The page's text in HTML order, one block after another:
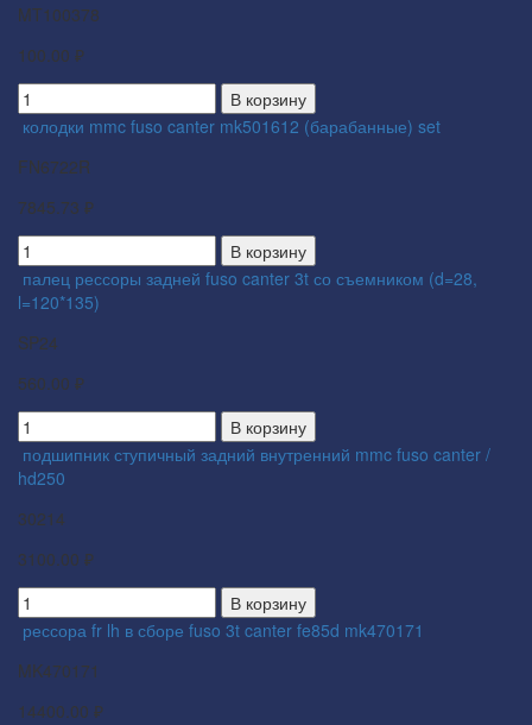
MT100378
100.00 ₽
В корзину
колодки mmc fuso canter mk501612 (барабанные) set
FN6722R
7845.73 ₽
В корзину
палец рессоры задней fuso canter 3t со съемником (d=28,
l=120*135)
SP24
560.00 ₽
В корзину
подшипник ступичный задний внутренний mmc fuso canter /
hd250
30214
3100.00 ₽
В корзину
рессора fr lh в сборе fuso 3t canter fe85d mk470171
MK470171
14400.00 ₽